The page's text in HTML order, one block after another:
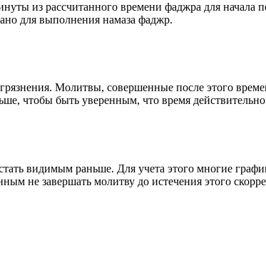
из рассчитанного времени фаджра для начала
для выполнения намаза фаджр.
Молитвы, совершенные после этого
чтобы быть уверенным, что время
видимым раньше. Для учета этого многие
не завершать молитву до истечения этого